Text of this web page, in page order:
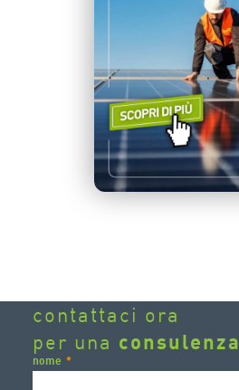
contattaci ora
per una consulenza
nome